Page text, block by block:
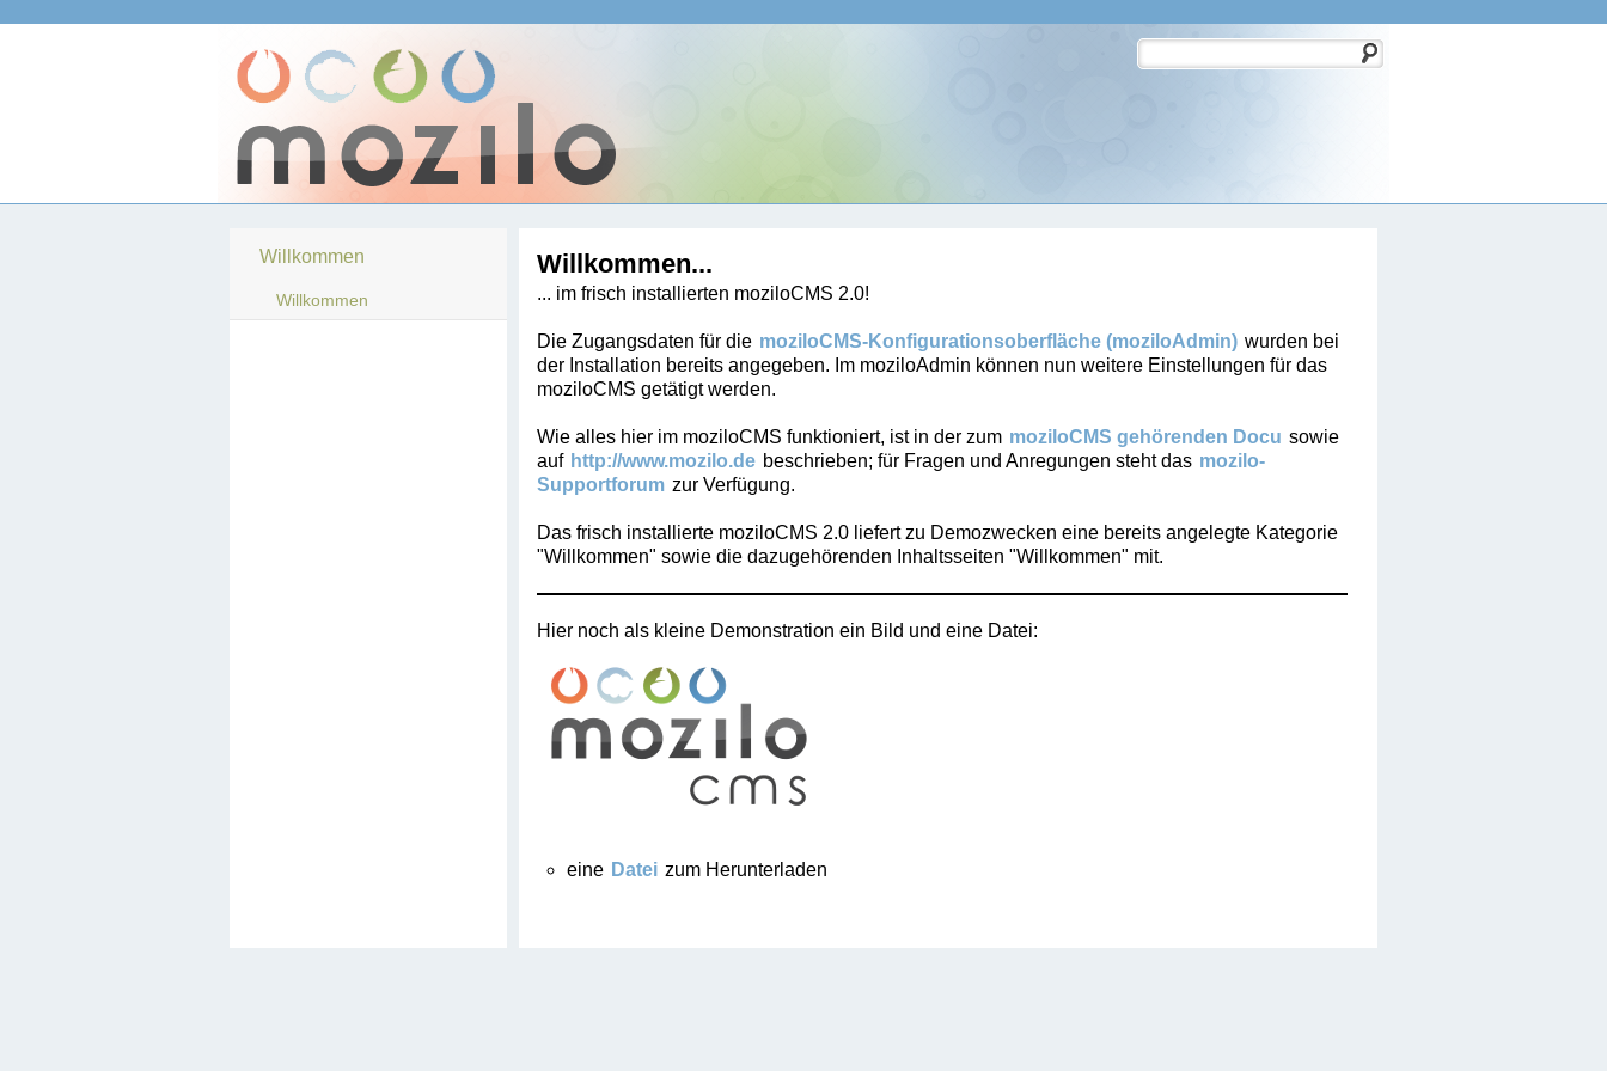
Willkommen
Willkommen
Willkommen...
... im frisch installierten moziloCMS 2.0!
Die Zugangsdaten für die moziloCMS-Konfigurationsoberfläche (moziloAdmin) wurden bei
der Installation bereits angegeben. Im moziloAdmin können nun weitere Einstellungen für das
moziloCMS getätigt werden.
Wie alles hier im moziloCMS funktioniert, ist in der zum moziloCMS gehörenden Docu sowie
auf http://www.mozilo.de beschrieben; für Fragen und Anregungen steht das mozilo-
Supportforum zur Verfügung.
Das frisch installierte moziloCMS 2.0 liefert zu Demozwecken eine bereits angelegte Kategorie
"Willkommen" sowie die dazugehörenden Inhaltsseiten "Willkommen" mit.
Hier noch als kleine Demonstration ein Bild und eine Datei:
eine Datei zum Herunterladen